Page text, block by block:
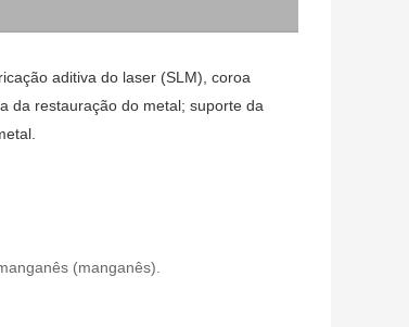
aditiva do laser (SLM), coroa
da restauração do metal; suporte da
(manganês).